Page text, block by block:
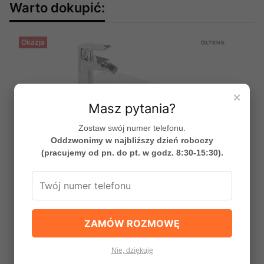
Warto dokupić:
Okazja
Oltens Vernal bidet wiszący biały 46002000
×
Masz pytania?
Zostaw swój numer telefonu.
Oddzwonimy w najbliższy dzień roboczy
(pracujemy od pn. do pt. w godz. 8:30-15:30).
ZAMÓW ROZMOWĘ
Nie, dziękuję